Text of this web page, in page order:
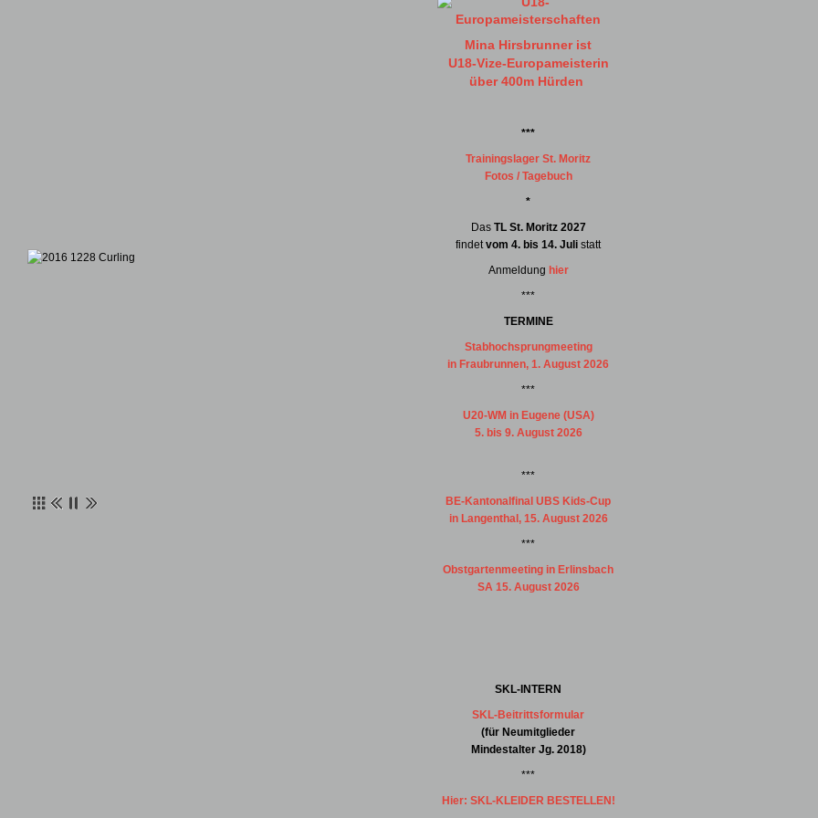
Mina Hirsbrunner ist
U18-Vize-Europameisterin
über 400m Hürden
***
Trainingslager St. Moritz
Fotos / Tagebuch
*
Das TL St. Moritz 2027
findetvom 4. bis 14. Juli statt
Anmeldung hier
***
TERMINE
Stabhochsprungmeeting
in Fraubrunnen, 1. August 2026
***
U20-WM in Eugene (USA)
5. bis 9. August 2026
***
BE-Kantonalfinal UBS Kids-Cup
in Langenthal, 15. August 2026
***
Obstgartenmeeting in Erlinsbach
SA 15. August 2026
SKL-INTERN
SKL-Beitrittsformular
(für Neumitglieder
Mindestalter Jg. 2018)
***
Hier: SKL-KLEIDER BESTELLEN!